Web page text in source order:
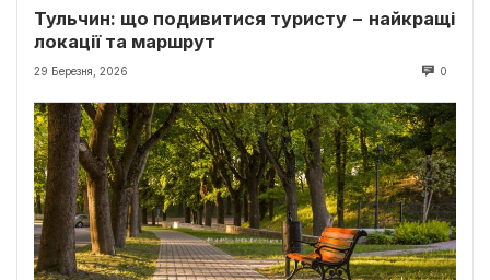
Тульчин: що подивитися туристу − найкращі
локації та маршрут
29 Березня, 2026 0